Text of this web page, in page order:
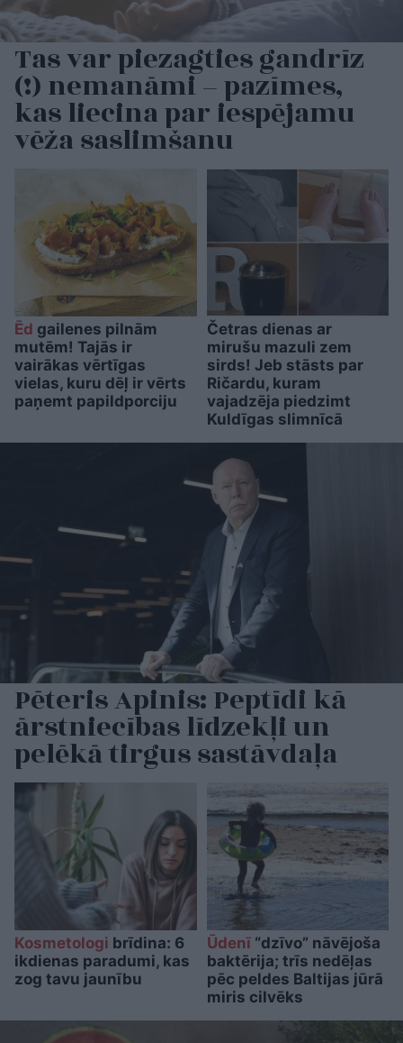
Tas var piezagties gandrīz
(!) nemanāmi – pazīmes,
kas liecina par iespējamu
vēža saslimšanu
Ēd gailenes pilnām
mutēm! Tajās ir
vairākas vērtīgas
vielas, kuru dēļ ir vērts
paņemt papildporciju
Četras dienas ar
mirušu mazuli zem
sirds! Jeb stāsts par
Ričardu, kuram
vajadzēja piedzimt
Kuldīgas slimnīcā
Pēteris Apinis: Peptīdi kā
ārstniecības līdzekļi un
pelēkā tirgus sastāvdaļa
Kosmetologi brīdina: 6
ikdienas paradumi, kas
zog tavu jaunību
Ūdenī“dzīvo” nāvējoša
baktērija; trīs nedēļas
pēc peldes Baltijas jūrā
miris cilvēks